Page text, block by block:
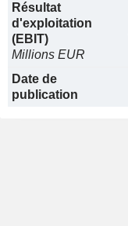
Résultat
d'exploitation
(EBIT)
Millions EUR
Date de
publication